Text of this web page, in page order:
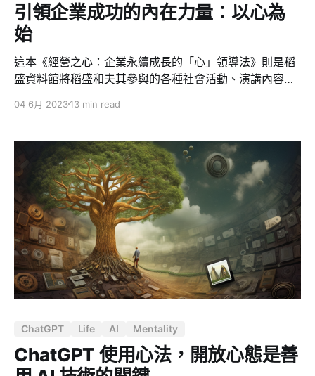
引領企業成功的內在力量：以心為
始
這本《經營之心：企業永續成長的「心」領導法》則是稻
盛資料館將稻盛和夫其參與的各種社會活動、演講內容匯
以及他口述的內容可以參考，幫助我們理解在稻盛和夫口
04 6月 202313 min read
ChatGPT Life AI Mentality
ChatGPT 使用心法，開放心態是善